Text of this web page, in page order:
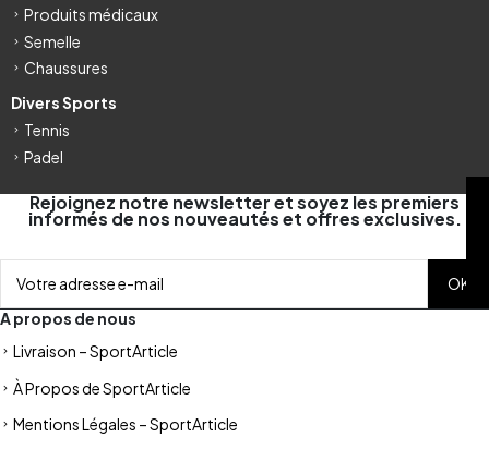
Produits médicaux
Semelle
Chaussures
Divers Sports
Tennis
Padel
Rejoignez notre newsletter et soyez les premiers
informés de nos nouveautés et offres exclusives.
A propos de nous
Livraison – SportArticle
À Propos de SportArticle
Mentions Légales – SportArticle